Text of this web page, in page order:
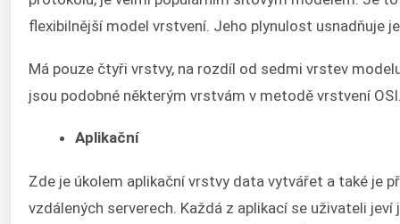
flexibilnější model vrstvení. Jeho plynulost usnadňuje
Má pouze čtyři vrstvy, na rozdíl od sedmi vrstev
jsou podobné některým vrstvám v metodě vrstvení
Aplikační
Zde je úkolem aplikační vrstvy data vytvářet a také je
vzdálených serverech. Každá z aplikací se uživateli